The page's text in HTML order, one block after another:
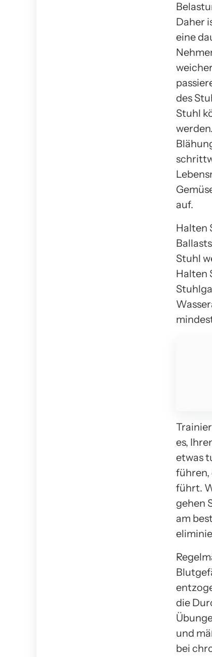
Daher
eine
des
Stuhl
auf.
Halten
Stuhl
Halten
es,
etwas
führen,
führt.
gehen
am
die
und
bei